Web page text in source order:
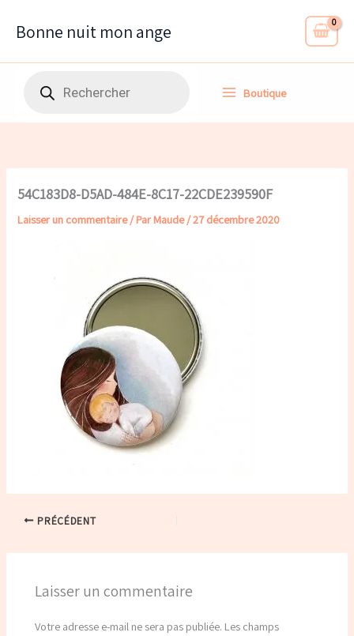
Bonne nuit mon ange
Boutique
54C183D8-D5AD-484E-8C17-22CDE239590F
Laisser un commentaire/ Par Maude/27 décembre 2020
PRÉCÉDENT
Laisser un commentaire
Votre adresse e-mail ne sera pas publiée. Les champs